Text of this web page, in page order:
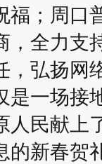
福；周口
，全力支
，弘扬网
是一场接
人民献上
的新春贺